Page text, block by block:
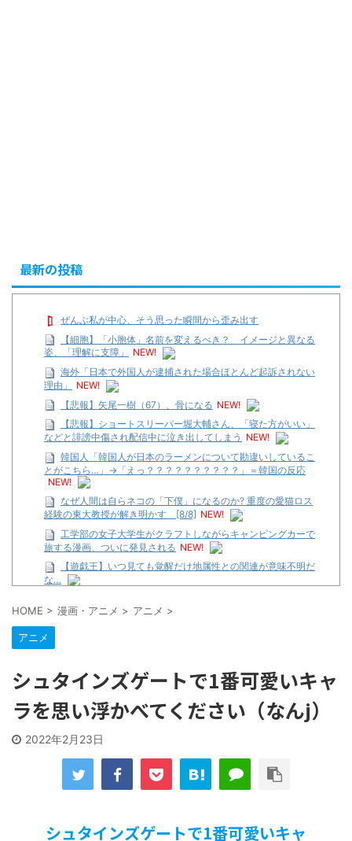
最新の投稿
ぜんぶ私が中心、そう思った瞬間から歪み出す
【細胞】「小胞体」名前を変えるべき？ イメージと異なる
姿、「理解に支障」
NEW!
海外「日本で外国人が逮捕された場合ほとんど起訴されない
理由」
NEW!
【悲報】矢尾一樹（67）、骨になる NEW!
【悲報】ショートスリーパー堀大輔さん、「寝た方がいい」
などと誹謗中傷され配信中に泣き出してしまう NEW!
韓国人「韓国人が日本のラーメンについて勘違いしているこ
とがこちら…」→「えっ？？？？？？？？？？」＝韓国の反応
NEW!
なぜ人間は自らネコの「下僕」になるのか? 重度の愛猫ロス
経験の東大教授が解き明かす [8/8] NEW!
工学部の女子大学生がクラフトしながらキャンピングカーで
旅する漫画、ついに発見される NEW!
【遊戯王】いつ見ても覚醒だけ地属性との関連が意味不明だ
な…
【遊戯王】いつ見ても覚醒だけ地属性との関連が意味不明だ
な…
【ギャルゲ】「千恋*万花」のアニメ化決定でKOTOKOが主
題歌歌うよ！
【R-18】真・女神転生 Road to the Transcendence【二次
創作】 第２０話
北原ももさんの挑発!!!
【遊戯王】いつ見ても覚醒だけ地属性との関連が意味不明だ
HOME > 漫画・アニメ > アニメ >
アニメ
シュタインズゲートで1番可愛いキャ
ラを思い浮かべてください（なんj）
2022年2月23日
シュタインズゲートで1番可愛いキャ